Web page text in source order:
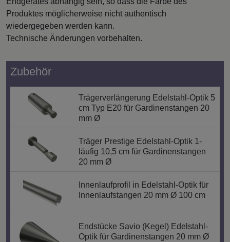
Produktes möglicherweise nicht authentisch
wiedergegeben werden kann.
Technische Änderungen vorbehalten.
Zubehör
Trägerverlängerung Edelstahl-Optik 5
cm Typ E20 für Gardinenstangen 20
mm Ø
Träger Prestige Edelstahl-Optik 1-
läufig 10,5 cm für Gardinenstangen
20 mm Ø
Innenlaufprofil in Edelstahl-Optik für
Innenlaufstangen 20 mm Ø 100 cm
Endstücke Savio (Kegel) Edelstahl-
Optik für Gardinenstangen 20 mm Ø